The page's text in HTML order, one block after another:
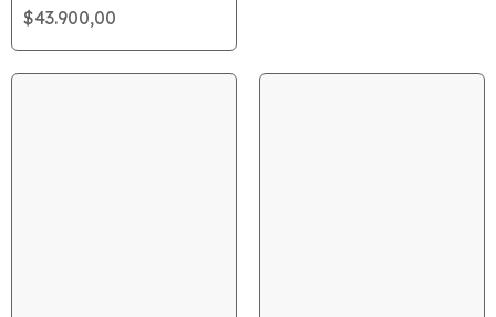
$43.900,00